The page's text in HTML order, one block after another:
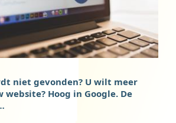
niet gevonden? U wilt meer
website? Hoog in Google. De